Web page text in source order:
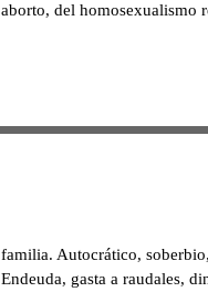
aborto, del homosexualismo
familia. Autocrático,
Endeuda, gasta a raudales,